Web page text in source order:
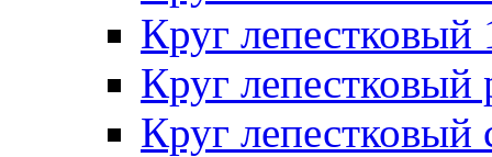
Круг
Круг лепестковый
Круг лепестковый